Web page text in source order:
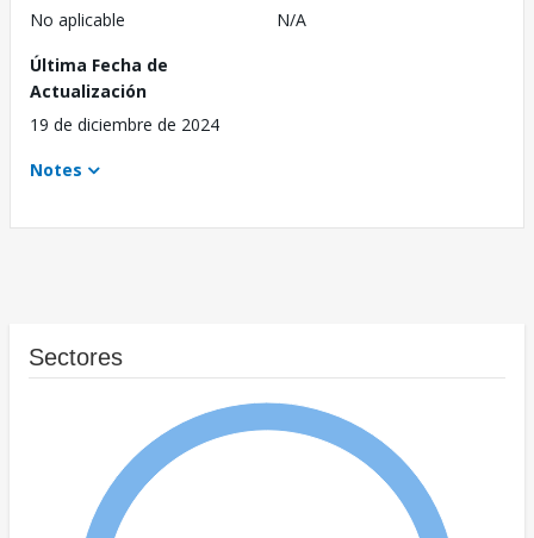
No aplicable
N/A
Última Fecha de
Actualización
19 de diciembre de 2024
Notes
Sectores